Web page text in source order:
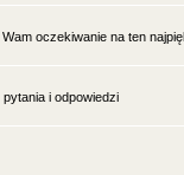
oczekiwanie na ten
i odpowiedzi